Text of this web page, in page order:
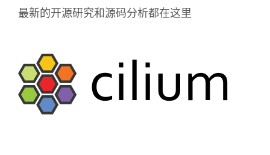
最新的开源研究和源码分析都在这里